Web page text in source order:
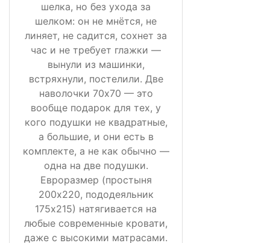
шелка, но без ухода за
шелком: он не мнётся, не
линяет, не садится, сохнет за
час и не требует глажки —
вынули из машинки,
встряхнули, постелили. Две
наволочки 70х70 — это
вообще подарок для тех, у
кого подушки не квадратные,
а большие, и они есть в
комплекте, а не как обычно —
одна на две подушки.
Евроразмер (простыня
200х220, пододеяльник
175х215) натягивается на
любые современные кровати,
даже с высокими матрасами.